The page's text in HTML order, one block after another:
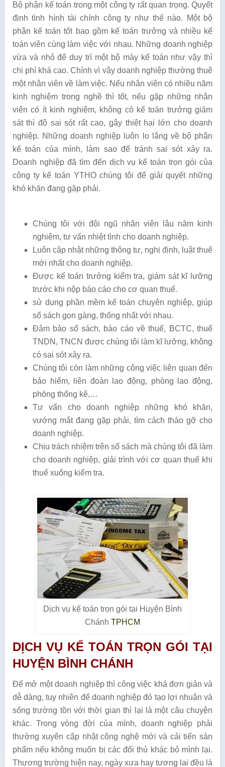
Bộ phận kế toán trong một công ty rất quan trọng. Quyết
định tình hình tài chính công ty như thế nào. Một bộ
phận kế toán tốt bao gồm kế toán trưởng và nhiều kế
toán viên cùng làm việc với nhau. Những doanh nghiệp
vừa và nhỏ để duy trì một bộ máy kế toán như vậy thì
chi phí khá cao. Chính vì vậy doanh nghiệp thường thuê
một nhân viên về làm việc. Nếu nhân viên có nhiều năm
kinh nghiệm trong nghề thì tốt, nếu gặp những nhân
viên có ít kinh nghiệm, không có kế toán trưởng giám
sát thì độ sai sót rất cao, gây thiệt hại lớn cho doanh
nghiệp. Những doanh nghiệp luôn lo lắng về bộ phận
kế toán của mình, làm sao để tránh sai sót xảy ra.
Doanh nghiệp đã tìm đến dịch vụ kế toán trọn gói của
công ty kế toán YTHO chúng tôi để giải quyết những
khó khăn đang gặp phải.
Chúng tôi với đội ngũ nhân viên lâu năm kinh
nghiệm, tư vấn nhiệt tình cho doanh nghiệp.
Luôn cập nhật những thông tư, nghị định, luật thuế
mới nhất cho doanh nghiệp.
Được kế toán trưởng kiểm tra, giám sát kĩ lưỡng
trước khi nộp báo cáo cho cơ quan thuế.
sử dụng phần mềm kế toán chuyên nghiệp, giúp
sổ sách gọn gàng, thống nhất với nhau.
Đảm bảo sổ sách, báo cáo về thuế, BCTC, thuế
TNDN, TNCN được chúng tôi làm kĩ lưỡng, không
có sai sót xảy ra.
Chúng tôi còn làm những công việc liên quan đến
bảo hiểm, liên đoàn lao động, phòng lao động,
phòng thống kê,…
Tư vấn cho doanh nghiệp những khó khăn,
vướng mắt đang gặp phải, tìm cách tháo gỡ cho
doanh nghiệp.
Chịu trách nhiệm trên sổ sách mà chúng tôi đã làm
cho doanh nghiệp, giải trình với cơ quan thuế khi
thuế xuống kiểm tra.
Dịch vụ kế toán trọn gói tại Huyện Bình
Chánh TPHCM
DỊCH VỤ KẾ TOÁN TRỌN GÓI TẠI
HUYỆN BÌNH CHÁNH
Để mở một doanh nghiệp thì công việc khá đơn giản và
dễ dàng, tuy nhiên để doanh nghiệp đó tạo lợi nhuận và
sống trường tồn với thời gian thì lại là một câu chuyện
khác. Trong vòng đời của mình, doanh nghiệp phải
thường xuyên cập nhật công nghệ mới và cải tiến sản
phẩm nếu không muốn bị các đối thủ khác bỏ mình lại.
Thương trường hiện nay, ngày xưa hay tương lai đều là